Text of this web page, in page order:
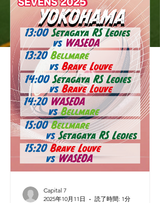
Capital 7
2025年10月11日
読了時間: 1分